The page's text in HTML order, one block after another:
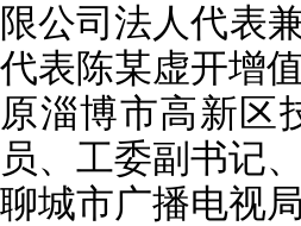
限公司法人代表
代表陈某虚开增
原淄博市高新区
员、工委副书记
聊城市广播电视